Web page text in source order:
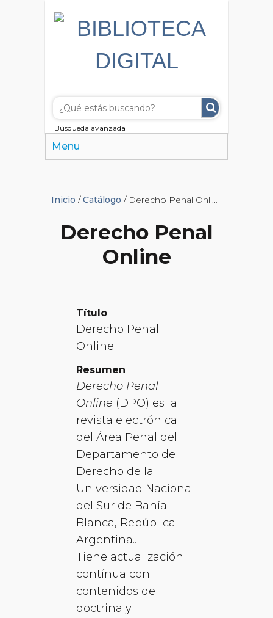
Búsqueda avanzada
Menu
Inicio /Catálogo / Derecho Penal Online
Derecho Penal
Online
Título
Derecho Penal
Online
Resumen
Derecho Penal
Online (DPO) es la
revista electrónica
del Área Penal del
Departamento de
Derecho de la
Universidad Nacional
del Sur de Bahía
Blanca, República
Argentina..
Tiene actualización
contínua con
contenidos de
doctrina y